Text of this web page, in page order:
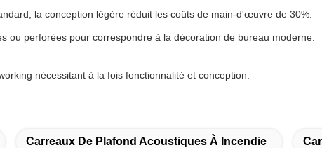
la conception légère réduit les coûts de main-d'œuvre de 30%.
ou perforées pour correspondre à la décoration de bureau moderne.
nécessitant à la fois fonctionnalité et conception.
Carreaux De Plafond Acoustiques À Incendie